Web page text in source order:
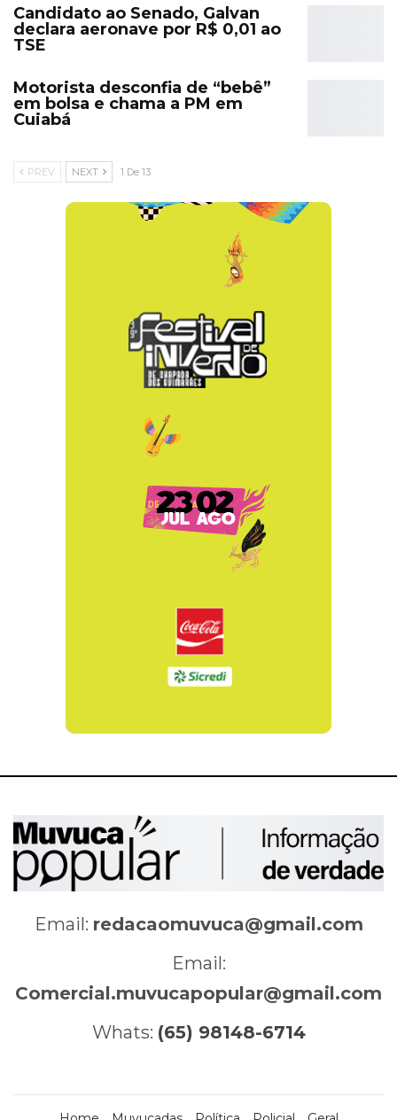
Candidato ao Senado, Galvan
declara aeronave por R$ 0,01 ao
TSE
Motorista desconfia de “bebê”
em bolsa e chama a PM em
Cuiabá
PREV NEXT 1 De 13
Email: redacaomuvuca@gmail.com
Email:
Comercial.muvucapopular@gmail.com
Whats: (65) 98148-6714